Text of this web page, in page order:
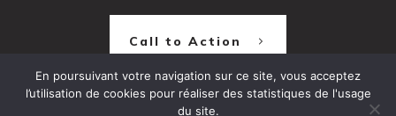
Call to Action
En poursuivant votre navigation sur ce site, vous acceptez
l’utilisation de cookies pour réaliser des statistiques de l'usage
du site.